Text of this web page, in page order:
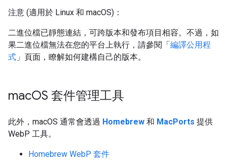
注意 (適用於 Linux 和 macOS)：
二進位檔已靜態連結，可跨版本和發布項目相容。不過，如
果二進位檔無法在您的平台上執行，請參閱「編譯公用程
式 」頁面，瞭解如何建構自己的版本。
macOS 套件管理工具
此外，macOS 通常會透過 Homebrew 和 MacPorts 提供
WebP 工具。
Homebrew WebP 套件